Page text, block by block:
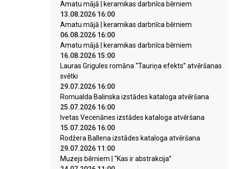
Amatu mājā | keramikas darbnīca bērniem
13.08.2026 16:00
Amatu mājā | keramikas darbnīca bērniem
06.08.2026 16:00
Amatu mājā | keramikas darbnīca bērniem
16.08.2026 15:00
Lauras Grigules romāna “Tauriņa efekts” atvēršanas
svētki
29.07.2026 16:00
Romualda Balinska izstādes kataloga atvēršana
25.07.2026 16:00
Ivetas Vecenānes izstādes kataloga atvēršana
15.07.2026 16:00
Rodžera Ballena izstādes kataloga atvēršana
29.07.2026 11:00
Muzejs bērniem | “Kas ir abstrakcija”